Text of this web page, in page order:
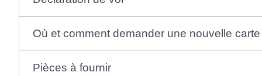
Où et comment demander une nouvelle
Pièces à fournir